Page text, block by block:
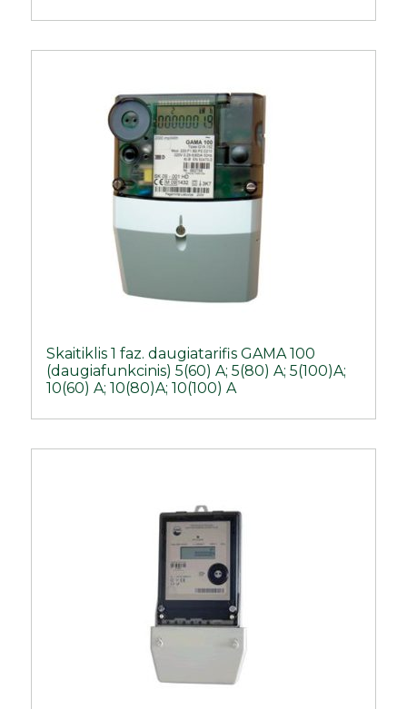
Skaitiklis 1 faz. daugiatarifis GAMA 100
(daugiafunkcinis) 5(60) A; 5(80) A; 5(100)A;
10(60) A; 10(80)A; 10(100) A